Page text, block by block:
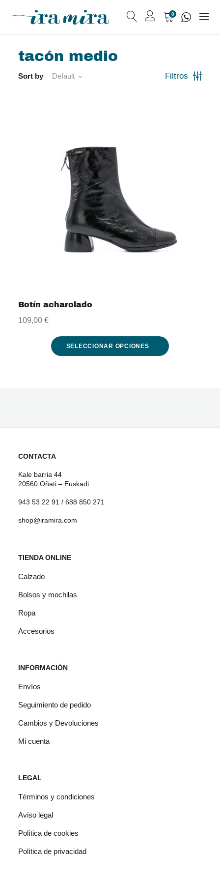
0
tacón medio
Sort by Default
Botín acharolado
109,00€
SELECCIONAR OPCIONES
pueden
elegir
en
página
CONTACTA
Kale barria 44
20560 Oñati – Euskadi
943 53 22 91 / 688 850 271
shop@iramira.com
TIENDA ONLINE
Calzado
Bolsos y mochilas
Ropa
Accesorios
INFORMACIÓN
Envíos
Seguimiento de pedido
Cambios y Devoluciones
Mi cuenta
LEGAL
Términos y condiciones
Aviso legal
Política de cookies
Política de privacidad